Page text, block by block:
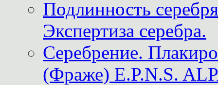
Подлинность
Экспертиза серебра.
Серебрение.
(Фраже) E.P.N.S.